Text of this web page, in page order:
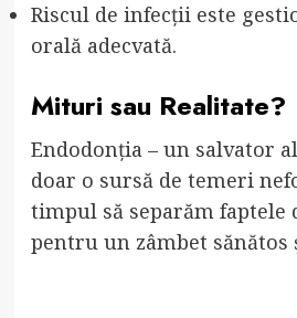
Riscul de infecții este
orală adecvată.
Mituri sau Realitate?
Endodonția – un salvator
doar o sursă de temeri
timpul să separăm faptele
pentru un zâmbet